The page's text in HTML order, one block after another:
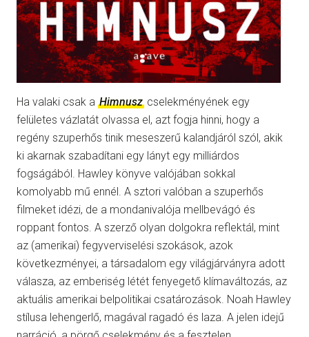
Ha valaki csak a Himnusz cselekményének egy
felületes vázlatát olvassa el, azt fogja hinni, hogy a
regény szuperhős tinik meseszerű kalandjáról szól, akik
ki akarnak szabadítani egy lányt egy milliárdos
fogságából. Hawley könyve valójában sokkal
komolyabb mű ennél. A sztori valóban a szuperhős
filmeket idézi, de a mondanivalója mellbevágó és
roppant fontos. A szerző olyan dolgokra reflektál, mint
az (amerikai) fegyverviselési szokások, azok
következményei, a társadalom egy világjárványra adott
válasza, az emberiség létét fenyegető klímaváltozás, az
aktuális amerikai belpolitikai csatározások. Noah Hawley
stílusa lehengerlő, magával ragadó és laza. A jelen idejű